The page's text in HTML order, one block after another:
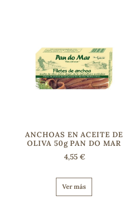
ANCHOAS EN ACEITE DE
OLIVA 50g PAN DO MAR
4,55 €
Ver más